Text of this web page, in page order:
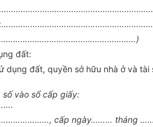
đất:
dụng đất, quyền sở hữu nhà ở và tài
số vào sổ cấp giấy:
cấp ngày……… tháng